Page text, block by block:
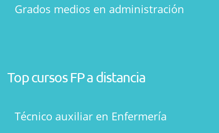
Grados medios en administración
Top cursos FP a distancia
Técnico auxiliar en Enfermería